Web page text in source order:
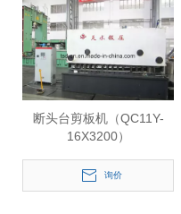
断头台剪板机（QC11Y-
16X3200）
询价